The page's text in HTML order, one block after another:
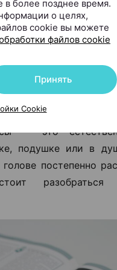
— это
подушке или в
постепенно
в более позднее время.
о целях,
cookie вы можете
файлов cookie
Принять
Cookie